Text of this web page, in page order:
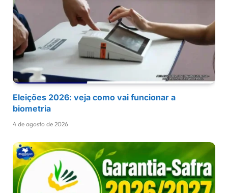
Eleições 2026: veja como vai funcionar a
biometria
4 de agosto de 2026